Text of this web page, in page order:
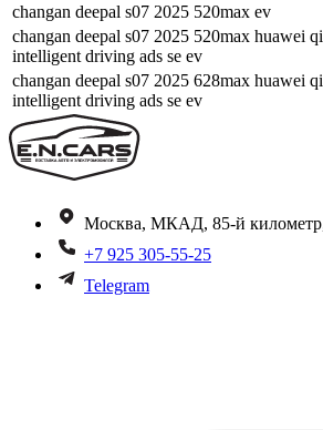
changan deepal s07 2025 520max ev
changan deepal s07 2025 520max huawei
intelligent driving ads se ev
changan deepal s07 2025 628max huawei
intelligent driving ads se ev
Москва, МКАД, 85-й километр,
+7 925 305-55-25
Telegram